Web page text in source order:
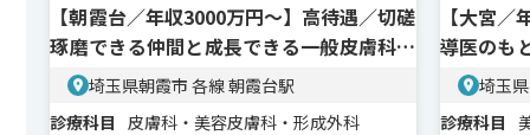
【朝霞台／年収3000万円〜】高待遇／切磋
琢磨できる仲間と成長できる一般皮膚科・
美容皮膚科
埼玉県朝霞市 各線 朝霞台駅
診療科目
皮膚科・美容皮膚科・形成外科
【大宮
導医のも
する有名
埼玉
診療科目